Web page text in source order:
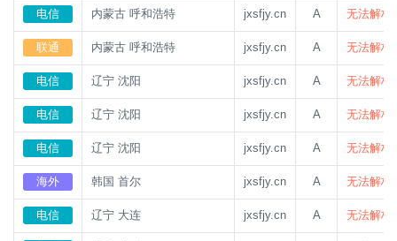
电信 内蒙古 呼和浩特 jxsfjy.cn A 无法解析
联通 内蒙古 呼和浩特 jxsfjy.cn A 无法解析
电信 辽宁 沈阳 jxsfjy.cn A 无法解析
电信 辽宁 沈阳 jxsfjy.cn A 无法解析
电信 辽宁 沈阳 jxsfjy.cn A 无法解析
海外 韩国 首尔 jxsfjy.cn A 无法解析
电信 辽宁 大连 jxsfjy.cn A 无法解析